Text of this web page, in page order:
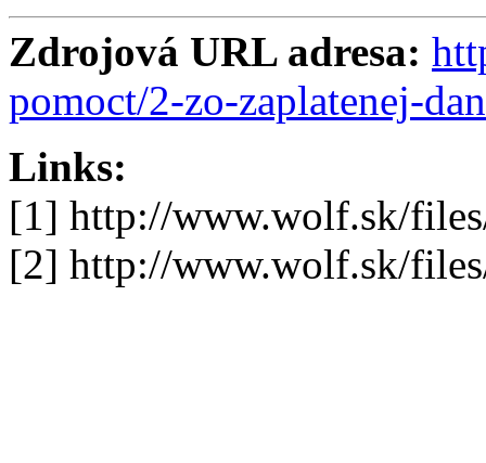
Zdrojová URL adresa:
pomoct/2-zo-zaplatenej-
Links:
[1] http://www.wolf.sk/
[2] http://www.wolf.sk/